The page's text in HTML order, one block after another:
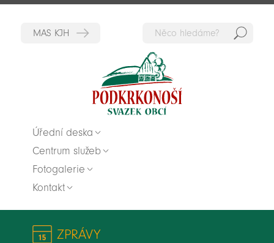
Úřední deska
Centrum služeb
Fotogalerie
Kontakt
ZPRÁVY